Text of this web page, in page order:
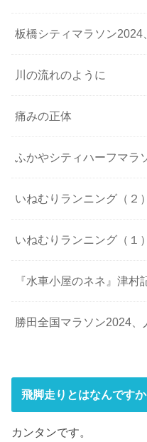
板橋シティマラソン2024
川の流れのように
痛みの正体
ふかやシティハーフマラ
いねむりランニング（２）
いねむりランニング（１）
『水車小屋のネネ』津村
勝田全国マラソン2024、
飛脚走りとはなんですか
カンタンです。